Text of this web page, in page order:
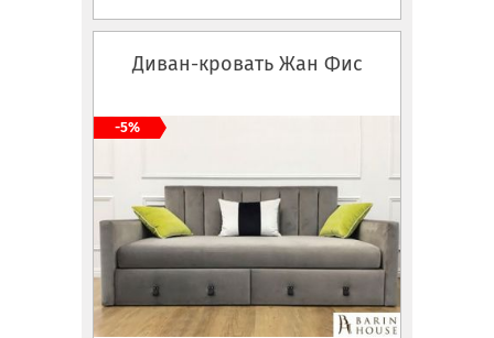
Диван-кровать Жан Фис
-5%